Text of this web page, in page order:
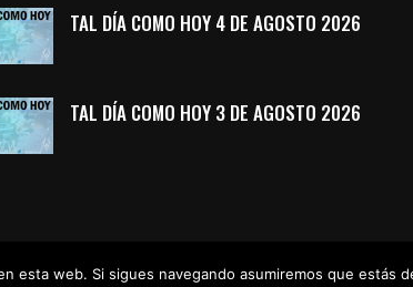
TAL DÍA COMO HOY 4 DE AGOSTO 2026
TAL DÍA COMO HOY 3 DE AGOSTO 2026
esta web. Si sigues navegando asumiremos que estás